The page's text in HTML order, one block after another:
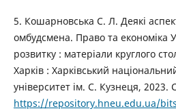
5. Кошарновська С. Л. Деякі
омбудсмена. Право та економіка
розвитку : матеріали круглого
Харків : Харківський
університет ім. С. Кузнеця, 2023.
https://repository.hneu.edu.ua/